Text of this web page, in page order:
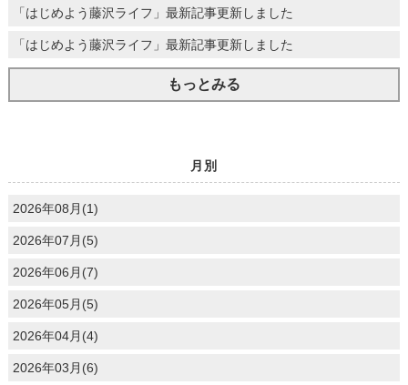
「はじめよう藤沢ライフ」最新記事更新しました
「はじめよう藤沢ライフ」最新記事更新しました
もっとみる
月別
2026年08月(1)
2026年07月(5)
2026年06月(7)
2026年05月(5)
2026年04月(4)
2026年03月(6)